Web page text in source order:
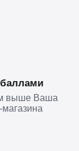
выше Ваша
магазина